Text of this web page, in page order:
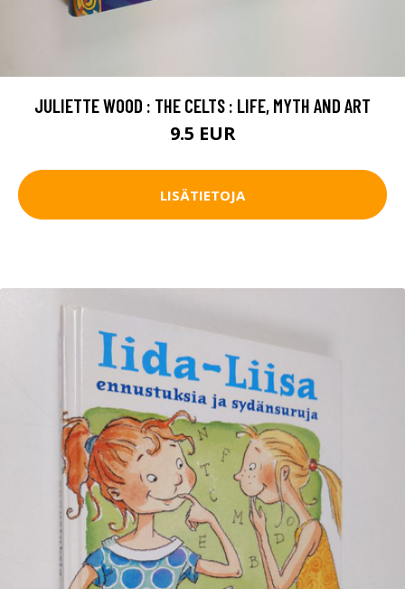
JULIETTE WOOD : THE CELTS : LIFE, MYTH AND ART
9.5 EUR
LISÄTIETOJA